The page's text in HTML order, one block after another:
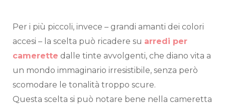
Per i più piccoli, invece – grandi amanti dei colori
accesi – la scelta può ricadere su arredi per
camerette dalle tinte avvolgenti, che diano vita a
un mondo immaginario irresistibile, senza però
scomodare le tonalità troppo scure.
Questa scelta si può notare bene nella cameretta